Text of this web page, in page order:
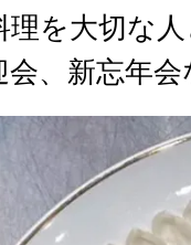
理を大切な
、新忘年会